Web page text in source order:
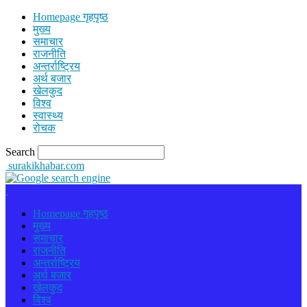
Homepage गृहपृष्ठ
मुख्य
समाचार
राजनीति
अन्तर्राष्ट्रिय
अर्थ बजार
खेलकुद
विश्व
स्वास्थ्य
रोचक
Search
surakikhabar.com
Homepage गृहपृष्ठ
मुख्य
समाचार
राजनीति
अन्तर्राष्ट्रिय
अर्थ बजार
खेलकुद
विश्व